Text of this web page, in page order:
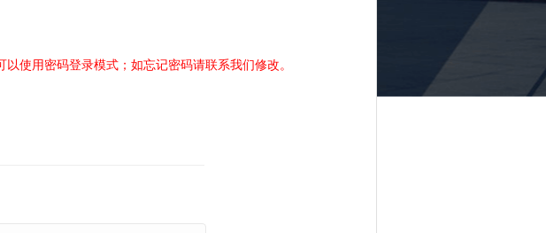
使用密码登录模式；如忘记密码请联系我们修改。